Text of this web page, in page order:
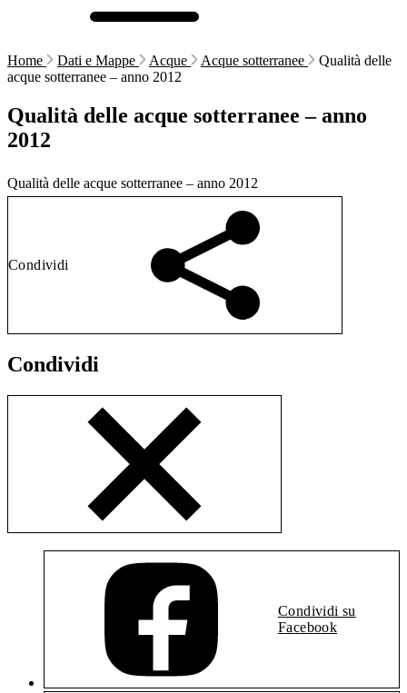
Home Dati e Mappe Acque Acque sotterranee
Qualità delle
acque sotterranee – anno 2012
Qualità delle acque sotterranee – anno
2012
Qualità delle acque sotterranee – anno 2012
Condividi
Condividi
Condividi su
Facebook